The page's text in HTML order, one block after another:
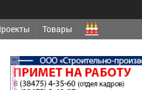
Товары
реклама